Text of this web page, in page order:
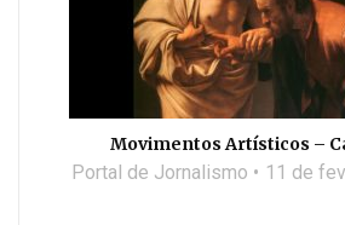
Movimentos Artísticos –
Portal de Jornalismo 11 de